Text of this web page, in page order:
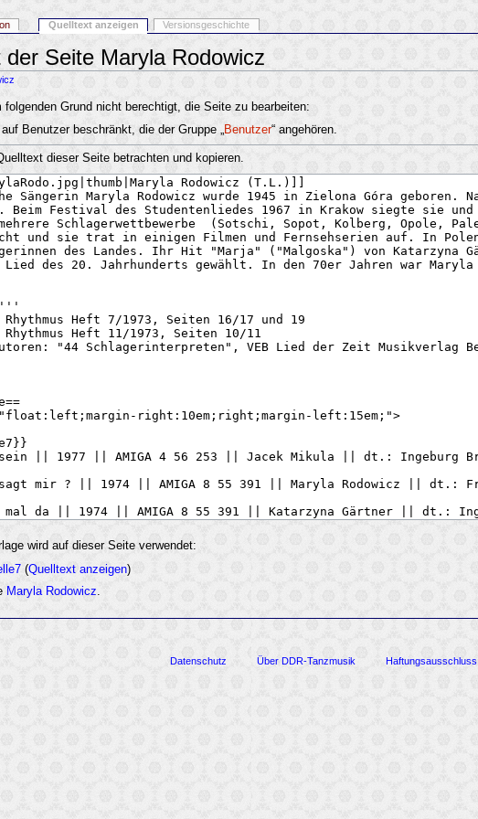
der Seite Maryla Rodowicz
folgenden Grund nicht berechtigt, die Seite zu bearbeiten:
Benutzer beschränkt, die der Gruppe „Benutzer“ angehören.
dieser Seite betrachten und kopieren.
wird auf dieser Seite verwendet:
(Quelltext anzeigen)
Maryla Rodowicz
Quelltext anzeigen Versionsgeschichte
Datenschutz Über DDR-Tanzmusik Haftungsausschluss